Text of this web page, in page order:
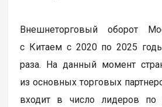
Внешнеторговый оборот
с Китаем с 2020 по 2025
раза. На данный момент
из основных торговых
входит в число лидеров по